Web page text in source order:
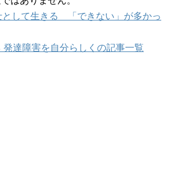
として生きる 「できない」が多かっ
発達障害を自分らしくの記事一覧